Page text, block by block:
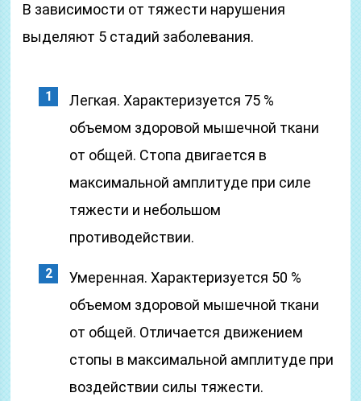
В зависимости от тяжести нарушения
выделяют 5 стадий заболевания.
Легкая. Характеризуется 75 %
объемом здоровой мышечной ткани
от общей. Стопа двигается в
максимальной амплитуде при силе
тяжести и небольшом
противодействии.
Умеренная. Характеризуется 50 %
объемом здоровой мышечной ткани
от общей. Отличается движением
стопы в максимальной амплитуде при
воздействии силы тяжести.